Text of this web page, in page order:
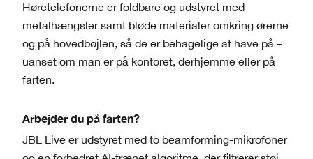
Høretelefonerne er foldbare og udstyret med
metalhængsler samt bløde materialer omkring ørerne
og på hovedbøjlen, så de er behagelige at have på –
uanset om man er på kontoret, derhjemme eller på
farten.
Arbejder du på farten?
JBL Live er udstyret med to beamforming-mikrofoner